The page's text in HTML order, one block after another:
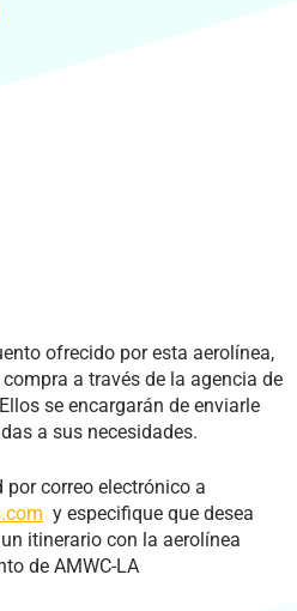
ofrecido por esta aerolínea,
a través de la agencia de
se encargarán de enviarle
a sus necesidades.
correo electrónico a
y especifique que desea
itinerario con la aerolínea
de AMWC-LA